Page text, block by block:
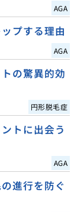
AGA
プする理由
AGA
の驚異的効
円形脱毛症
トに出会う
AGA
進行を防ぐ